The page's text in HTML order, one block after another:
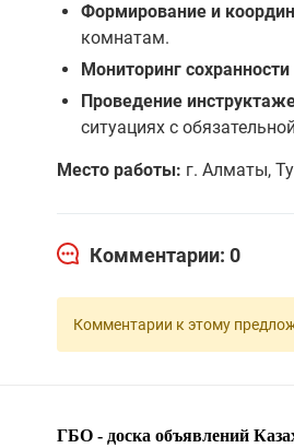
Формирование и
комнатам.
Мониторинг
Проведение
ситуациях с
Место работы: г. Алматы,
Комментарии: 0
Комментарии к этому
ГБО - доска объявлений